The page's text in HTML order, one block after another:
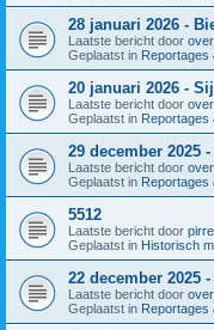
28 januari 2026 -
Laatste bericht door
Geplaatst in Reportages
20 januari 2026 -
Laatste bericht door
Geplaatst in Reportages
29 december 2025
Laatste bericht door
Geplaatst in Reportages
5512
Laatste bericht door pirre
Geplaatst in Historisch
22 december 2025
Laatste bericht door
Geplaatst in Reportages